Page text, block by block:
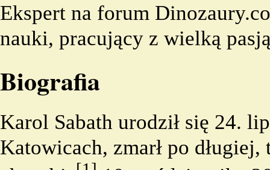
Ekspert na forum
nauki, pracujący z wielką
Biografia
Karol Sabath urodził się 24.
Katowicach, zmarł po